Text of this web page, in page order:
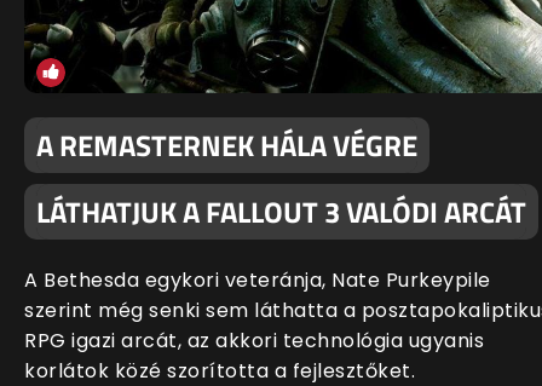
A REMASTERNEK HÁLA VÉGRE
LÁTHATJUK A FALLOUT 3 VALÓDI ARCÁT
A Bethesda egykori veteránja, Nate Purkeypile
szerint még senki sem láthatta a
RPG igazi arcát, az akkori technológia ugyanis
korlátok közé szorította a fejlesztőket.